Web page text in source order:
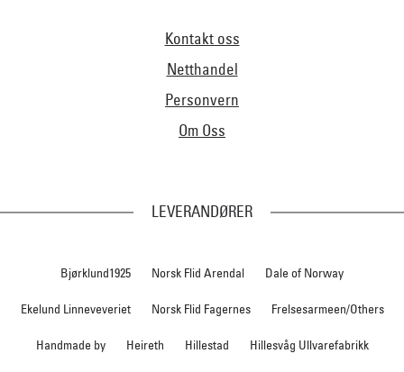
Kontakt oss
Netthandel
Personvern
Om Oss
LEVERANDØRER
Bjørklund1925 Norsk Flid Arendal Dale of Norway
Ekelund Linneveveriet Norsk Flid Fagernes Frelsesarmeen/Others
Handmade by Heireth Hillestad Hillesvåg Ullvarefabrikk